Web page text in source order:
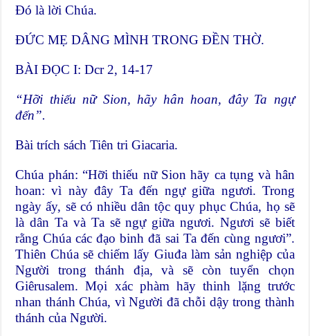
Ðó là lời Chúa.
ĐỨC MẸ DÂNG MÌNH TRONG ĐỀN THỜ.
BÀI ĐỌC I: Dcr 2, 14-17
“Hỡi thiếu nữ Sion, hãy hân hoan, đây Ta ngự
đến”.
Bài trích sách Tiên tri Giacaria.
Chúa phán: “Hỡi thiếu nữ Sion hãy ca tụng và hân
hoan: vì này đây Ta đến ngự giữa ngươi. Trong
ngày ấy, sẽ có nhiều dân tộc quy phục Chúa, họ sẽ
là dân Ta và Ta sẽ ngự giữa ngươi. Ngươi sẽ biết
rằng Chúa các đạo binh đã sai Ta đến cùng ngươi”.
Thiên Chúa sẽ chiếm lấy Giuđa làm sản nghiệp của
Người trong thánh địa, và sẽ còn tuyển chọn
Giêrusalem. Mọi xác phàm hãy thinh lặng trước
nhan thánh Chúa, vì Người đã chỗi dậy trong thành
thánh của Người.